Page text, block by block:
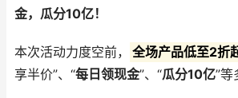
金，瓜分10亿！
本次活动力度空前， 全场产品低至2折
享半价”、“每日领现金”、“瓜分10亿”等